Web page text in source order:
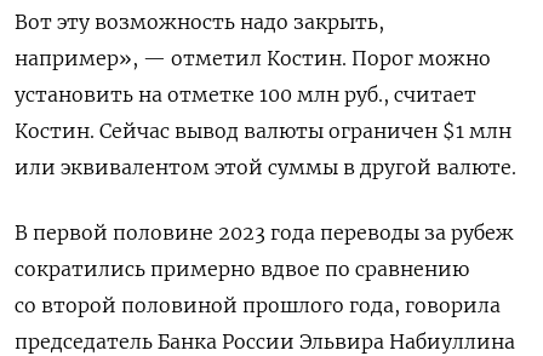
Вот эту возможность надо закрыть,
например», — отметил Костин. Порог можно
установить на отметке 100 млн руб., считает
Костин. Сейчас вывод валюты ограничен $1 млн
или эквивалентом этой суммы в другой валюте.
В первой половине 2023 года переводы за рубеж
сократились примерно вдвое по сравнению
со второй половиной прошлого года, говорила
председатель Банка России Эльвира Набиуллина